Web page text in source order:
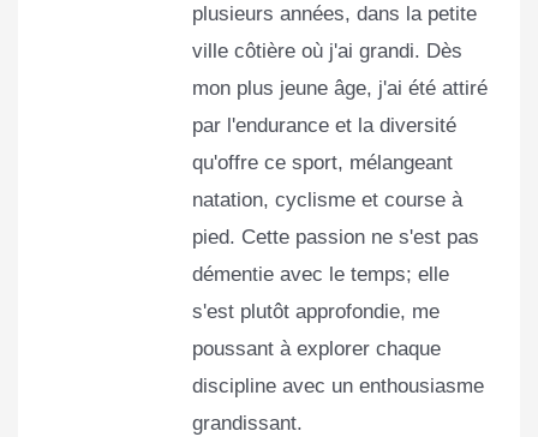
plusieurs années, dans la petite
ville côtière où j'ai grandi. Dès
mon plus jeune âge, j'ai été attiré
par l'endurance et la diversité
qu'offre ce sport, mélangeant
natation, cyclisme et course à
pied. Cette passion ne s'est pas
démentie avec le temps; elle
s'est plutôt approfondie, me
poussant à explorer chaque
discipline avec un enthousiasme
grandissant.